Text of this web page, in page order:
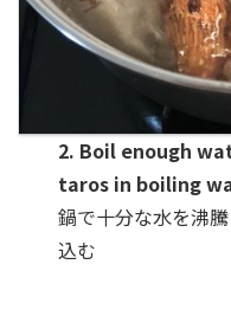
2. Boil enough
taros in boiling
鍋で十分な水を沸
込む